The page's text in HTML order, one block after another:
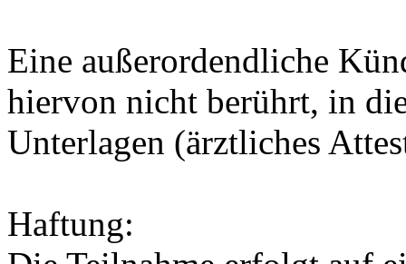
Eine außerordendliche
hiervon nicht berührt, in
Unterlagen (ärztliches
Haftung: